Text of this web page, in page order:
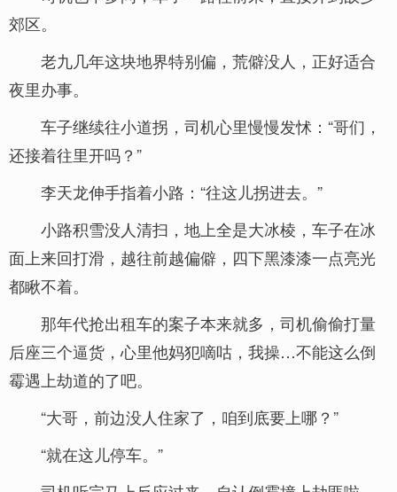
郊区。
老九几年这块地界特别偏，荒僻没人，正好适合
夜里办事。
车子继续往小道拐，司机心里慢慢发怵：“哥们，
还接着往里开吗？”
李天龙伸手指着小路：“往这儿拐进去。”
小路积雪没人清扫，地上全是大冰棱，车子在冰
面上来回打滑，越往前越偏僻，四下黑漆漆一点亮光
都瞅不着。
那年代抢出租车的案子本来就多，司机偷偷打量
后座三个逼货，心里他妈犯嘀咕，我操…不能这么倒
霉遇上劫道的了吧。
“大哥，前边没人住家了，咱到底要上哪？”
“就在这儿停车。”